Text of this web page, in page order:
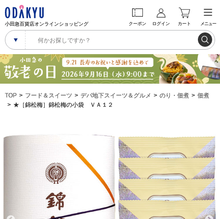
小田急百貨店オンラインショッピング クーポン ログイン カート メニュー
TOP フード＆スイーツ デパ地下スイーツ＆グルメ のり・佃煮
佃煮
★［錦松梅］錦松梅の小袋 ＶＡ１２